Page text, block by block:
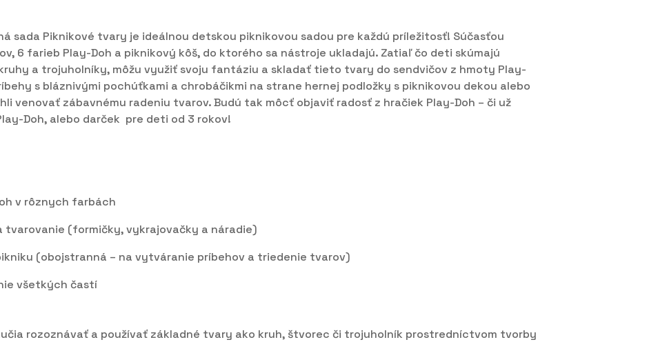
sada Piknikové tvary je ideálnou detskou piknikovou sadou pre každú príležitosť! Súčasťou
6 farieb Play-Doh a piknikový kôš, do ktorého sa nástroje ukladajú. Zatiaľ čo deti skúmajú
a trojuholníky, môžu využiť svoju fantáziu a skladať tieto tvary do sendvičov z hmoty Play-
s bláznivými pochúťkami a chrobáčikmi na strane hernej podložky s piknikovou dekou alebo
venovať zábavnému radeniu tvarov. Budú tak môcť objaviť radosť z hračiek Play-Doh – či už
Doh, alebo darček pre deti od 3 rokov!
v rôznych farbách
(formičky, vykrajovačky a náradie)
(obojstranná – na vytváranie príbehov a triedenie tvarov)
všetkých častí
rozoznávať a používať základné tvary ako kruh, štvorec či trojuholník prostredníctvom tvorby